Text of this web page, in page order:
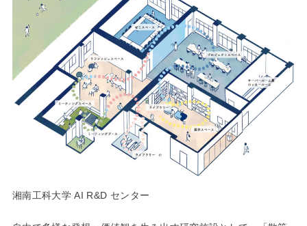
湘南工科大学 AI R&D センター